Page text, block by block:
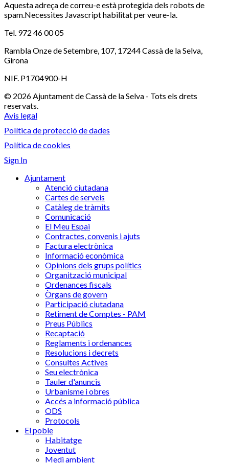
Aquesta adreça de correu-e està protegida dels robots de
spam.Necessites Javascript habilitat per veure-la.
Tel. 972 46 00 05
Rambla Onze de Setembre, 107, 17244 Cassà de la Selva,
Girona
NIF. P1704900-H
© 2026 Ajuntament de Cassà de la Selva - Tots els drets
reservats.
Avis legal
Política de protecció de dades
Política de cookies
Sign In
Ajuntament
Atenció ciutadana
Cartes de serveis
Catàleg de tràmits
Comunicació
El Meu Espai
Contractes, convenis i ajuts
Factura electrònica
Informació econòmica
Opinions dels grups polítics
Organització municipal
Ordenances fiscals
Òrgans de govern
Participació ciutadana
Retiment de Comptes - PAM
Preus Públics
Recaptació
Reglaments i ordenances
Resolucions i decrets
Consultes Actives
Seu electrònica
Tauler d'anuncis
Urbanisme i obres
Accés a informació pública
ODS
Protocols
El poble
Habitatge
Joventut
Medi ambient